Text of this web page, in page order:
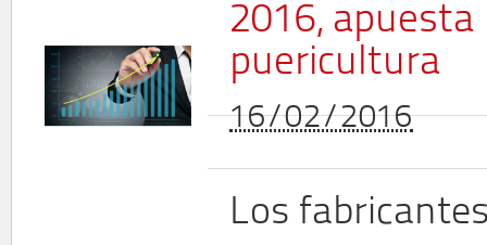
2016,
puericultura
16/02/2016
Los